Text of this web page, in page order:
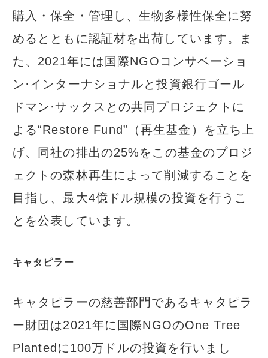
購入・保全・管理し、生物多様性保全に努
めるとともに認証材を出荷しています。ま
た、2021年には国際NGOコンサベーショ
ン·インターナショナルと投資銀行ゴール
ドマン·サックスとの共同プロジェクトに
よる“Restore Fund”（再生基金）を立ち上
げ、同社の排出の25%をこの基金のプロジ
ェクトの森林再生によって削減することを
目指し、最大4億ドル規模の投資を行うこ
とを公表しています。
キャタピラー
キャタピラーの慈善部門であるキャタピラ
ー財団は2021年に国際NGOのOne Tree
Plantedに100万ドルの投資を行いまし